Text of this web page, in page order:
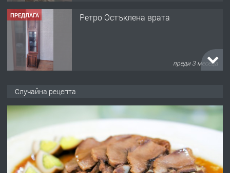
ПРЕДЛАГА Ретро Остъклена врата
преди 3 месеца
преди 10 месеца
ПРЕДЛАГА
Професионална броячна машина -
със сертификат от ЕЦБ
Случайна рецепта